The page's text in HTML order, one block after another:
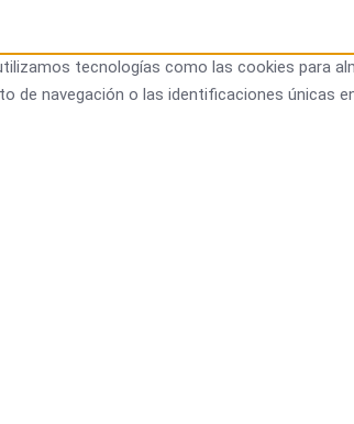
tecnologías como las cookies para
de navegación o las identificaciones